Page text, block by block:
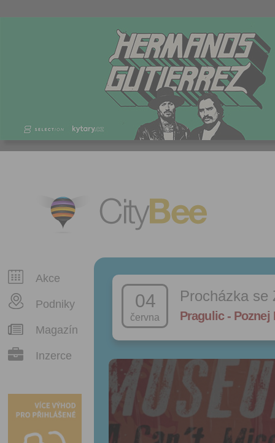
CityBee
Akce
Podniky
Magazín
Inzerce
04
června
Procházka se
Pragulic - Poznej